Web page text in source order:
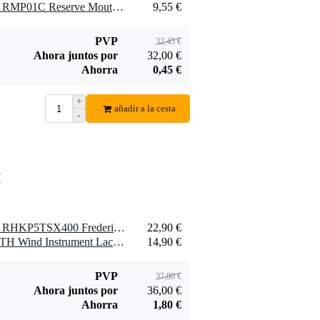
1 x D'Addario Woodwinds RMP01C Reserve Mouthpiece Patches Clear (Pack of 5)
9,55 €
PVP 32,45 €
Ahora juntos por
32,00 €
Ahorra
0,45 €
+
-
añadir a la cesta
1 x D'Addario Woodwinds RHKP5TSX400 Frederick L. Hemke Caña saxofón tenor, 4.0, paquete de 5
22,90 €
1 x Yamaha BMMLCCLOTH Wind Instrument Lacquer Cloth
14,90 €
PVP 37,80 €
Ahora juntos por
36,00 €
Ahorra
1,80 €